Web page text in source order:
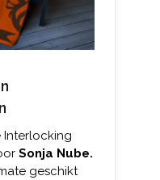
Interlocking
Sonja Nube.
geschikt